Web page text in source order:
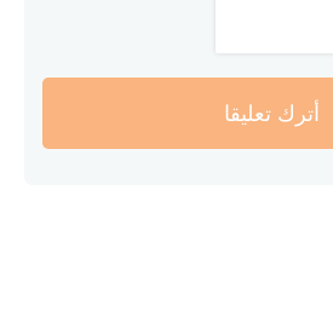
أترك تعليقا